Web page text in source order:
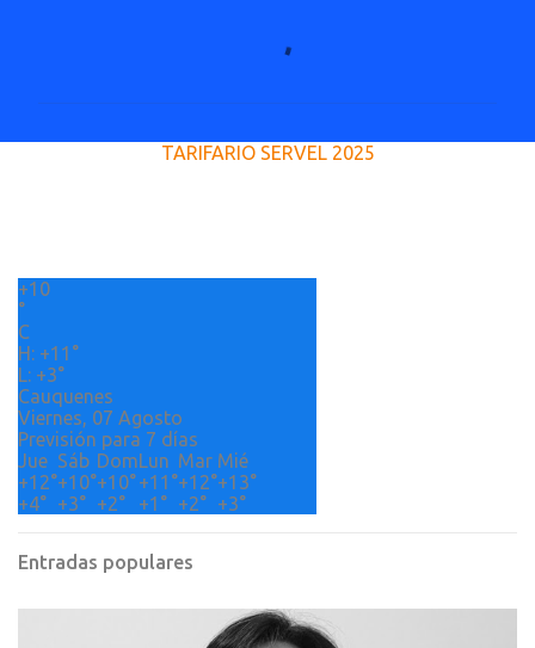
i
s
TARIFARIO SERVEL 2025
+10
°
C
H: +11°
L: +3°
Cauquenes
Viernes, 07 Agosto
Previsión para 7 días
Jue Sáb DomLun Mar Mié
+12°+10°+10°+11°+12°+13°
+4° +3° +2° +1° +2° +3°
Entradas populares